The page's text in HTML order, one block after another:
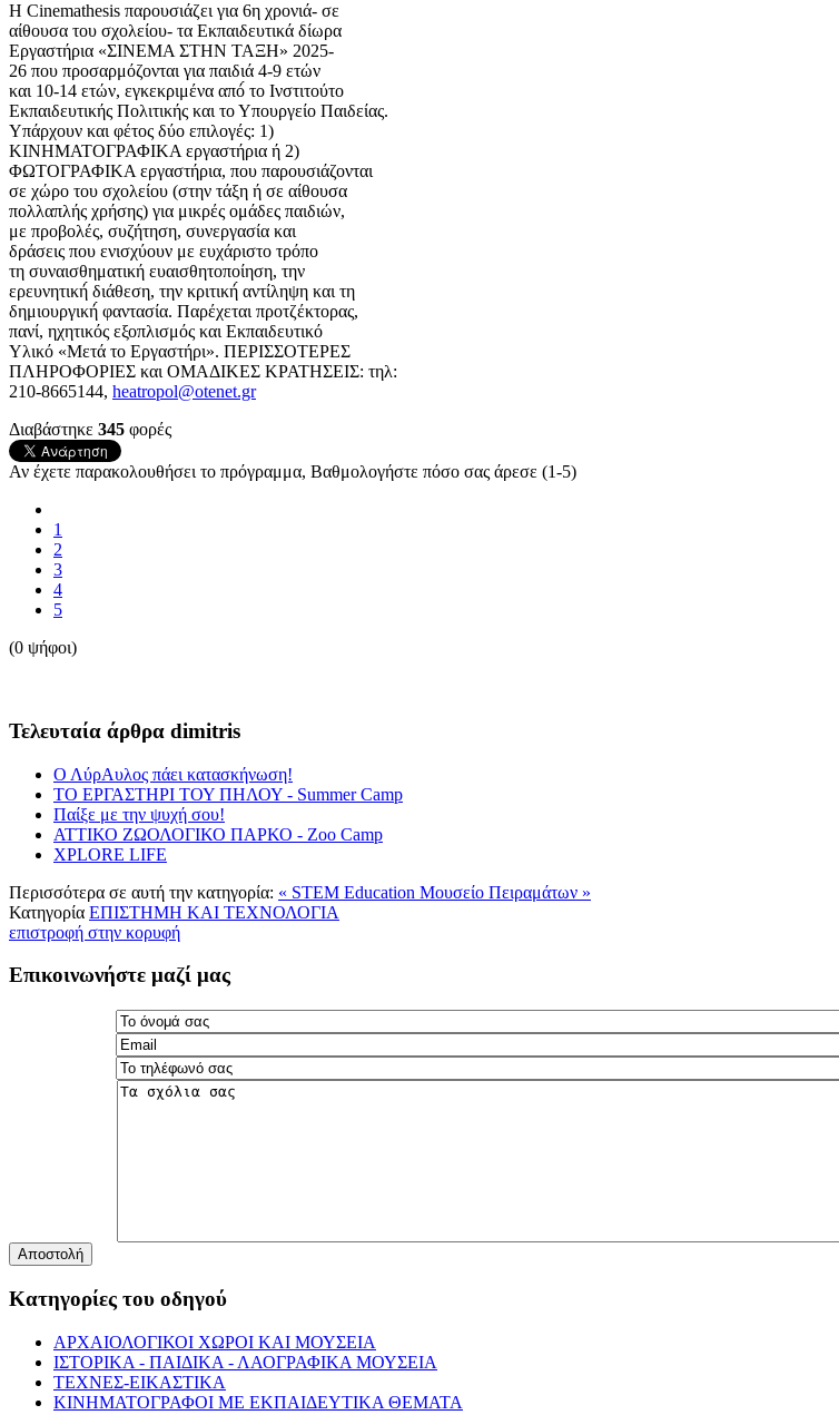
Η Cinemathesis παρουσιάζει για 6η χρονιά- σε
αίθουσα του σχολείου- τα Εκπαιδευτικά δίωρα
Εργαστήρια «ΣΙΝΕΜΑ ΣΤΗΝ ΤΑΞΗ» 2025-
26 που προσαρμόζονται για παιδιά 4-9 ετών
και 10-14 ετών, εγκεκριμένα από́ το Ινστιτούτο
Εκπαιδευτικής Πολιτικής και το Υπουργείο Παιδείας.
Υπάρχουν και φέτος δύο επιλογές: 1)
ΚΙΝΗΜΑΤΟΓΡΑΦΙΚΑ εργαστήρια ή 2)
ΦΩΤΟΓΡΑΦΙΚΑ εργαστήρια, που παρουσιάζονται
σε χώρο του σχολείου (στην τάξη ή σε αίθουσα
πολλαπλής χρήσης) για μικρές ομάδες παιδιών,
με προβολές, συζήτηση, συνεργασία και
δράσεις που ενισχύουν με ευχάριστο τρόπο
τη συναισθηματική ευαισθητοποίηση, την
ερευνητική́ διάθεση, την κριτική́ αντίληψη και τη
δημιουργική́ φαντασία. Παρέχεται προτζέκτορας,
πανί, ηχητικός εξοπλισμός και Εκπαιδευτικό
Υλικό «Μετά το Εργαστήρι». ΠΕΡΙΣΣΟΤΕΡΕΣ
ΠΛΗΡΟΦΟΡΙΕΣ και ΟΜΑΔΙΚΕΣ ΚΡΑΤΗΣΕΙΣ: τηλ:
210-8665144, heatropol@otenet.gr
Διαβάστηκε 345 φορές
Αν έχετε παρακολουθήσει το πρόγραμμα, Βαθμολογήστε πόσο σας άρεσε (1-5)
1
2
3
4
5
(0 ψήφοι)
Τελευταία άρθρα dimitris
Ο ΛύρΑυλος πάει κατασκήνωση!
ΤΟ ΕΡΓΑΣΤΗΡΙ ΤΟΥ ΠΗΛΟΥ - Summer Camp
Παίξε με την ψυχή σου!
ΑΤΤΙΚΟ ΖΩΟΛΟΓΙΚΟ ΠΑΡΚΟ - Ζοο Camp
XPLORE LIFE
Περισσότερα σε αυτή την κατηγορία: « STEM Education Μουσείο Πειραμάτων »
Κατηγορία ΕΠΙΣΤΗΜΗ ΚΑΙ ΤΕΧΝΟΛΟΓΙΑ
επιστροφή στην κορυφή
Επικοινωνήστε μαζί μας
Αποστολή
Κατηγορίες του οδηγού
ΑΡΧΑΙΟΛΟΓΙΚΟΙ ΧΩΡΟΙ ΚΑΙ ΜΟΥΣΕΙΑ
ΙΣΤΟΡΙΚΑ - ΠΑΙΔΙΚΑ - ΛΑΟΓΡΑΦΙΚΑ ΜΟΥΣΕΙΑ
ΤΕΧΝΕΣ-ΕΙΚΑΣΤΙΚΑ
ΚΙΝΗΜΑΤΟΓΡΑΦΟΙ ΜΕ ΕΚΠΑΙΔΕΥΤΙΚΑ ΘΕΜΑΤΑ